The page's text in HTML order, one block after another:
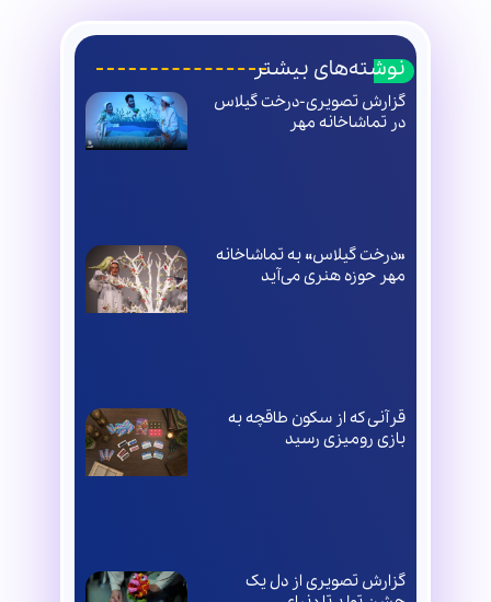
نوشته‌های بیشتر
گزارش تصویری-درخت گیلاس
در تماشاخانه مهر
«درخت گیلاس» به تماشاخانه
مهر حوزه هنری می‌آید
قرآنی که از سکون طاقچه به
بازی رومیزی رسید
گزارش تصویری از دل یک